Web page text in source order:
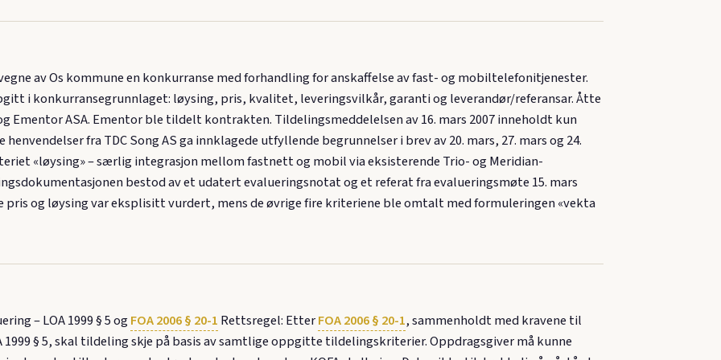
av Os kommune en konkurranse med forhandling for anskaffelse av fast- og mobiltelefonitjenester.
i konkurransegrunnlaget: løysing, pris, kvalitet, leveringsvilkår, garanti og leverandør/referansar. Åtte
Ementor ASA. Ementor ble tildelt kontrakten. Tildelingsmeddelelsen av 16. mars 2007 inneholdt kun
fra TDC Song AS ga innklagede utfyllende begrunnelser i brev av 20. mars, 27. mars og 24.
«løysing» – særlig integrasjon mellom fastnett og mobil via eksisterende Trio- og Meridian-
bestod av et udatert evalueringsnotat og et referat fra evalueringsmøte 15. mars
pris og løysing var eksplisitt vurdert, mens de øvrige fire kriteriene ble omtalt med formuleringen «vekta
– LOA 1999 § 5 ogFOA 2006 § 20-1 Rettsregel: EtterFOA 2006 § 20-1, sammenholdt med kravene til
§ 5, skal tildeling skje på basis av samtlige oppgitte tildelingskriterier. Oppdragsgiver må kunne